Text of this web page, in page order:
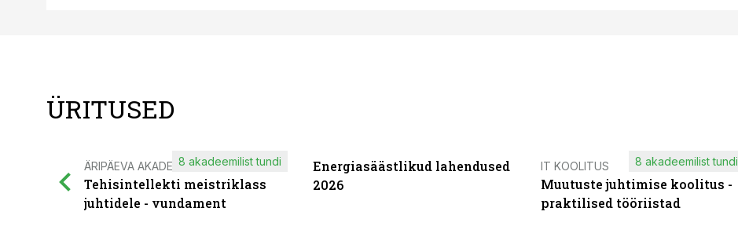
ÜRITUSED
ÄRIPÄEVA AKADEEMIA
Tehisintellekti meistriklass
juhtidele - vundament
8 akadeemilist tundi
Energiasäästlikud lahendused
2026
IT KOOLITUS
Muutuste juhtimise koolitus -
praktilised tööriistad
8 akadeemilist tundi